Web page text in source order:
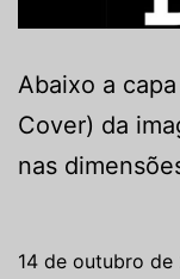
Abaixo a
Cover) da
nas
14 de outubro de